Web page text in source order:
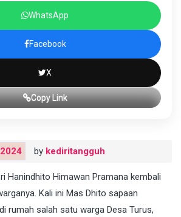
WhatsApp
Facebook
X
Copy Link
by kediritangguh
Hanindhito Himawan Pramana kembali
Kali ini Mas Dhito sapaan
rumah salah satu warga Desa Turus,